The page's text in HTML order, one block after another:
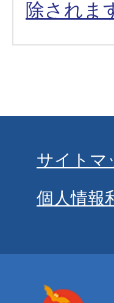
除されま
サイトマ
個人情報